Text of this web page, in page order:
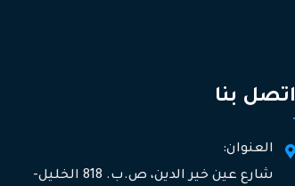
اتصل بنا
العنوان:
شارع عين خير الدين، ص.ب. 818 الخليل-